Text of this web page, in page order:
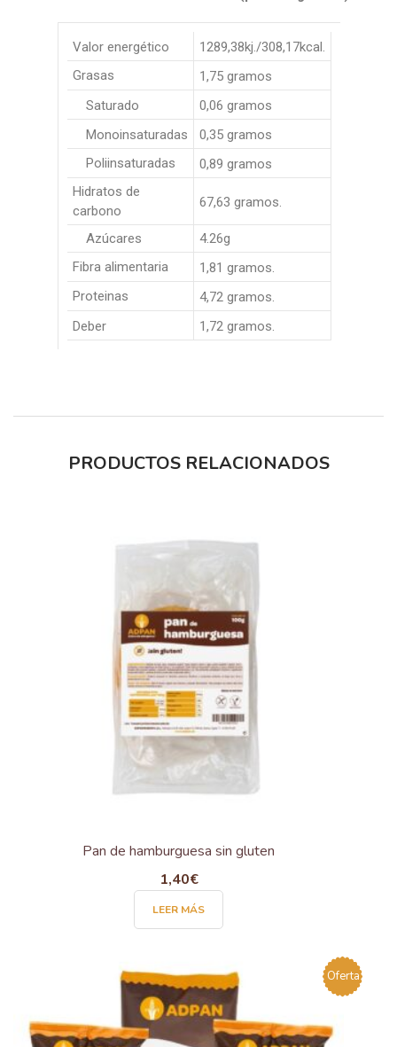
Valor energético
1289,38kj./308,17kcal.
Grasas
1,75 gramos
Saturado
0,06 gramos
Monoinsaturadas
0,35 gramos
Poliinsaturadas
0,89 gramos
Hidratos de
carbono
67,63 gramos.
Azúcares
4.26g
Fibra alimentaria
1,81 gramos.
Proteinas
4,72 gramos.
Deber
1,72 gramos.
PRODUCTOS RELACIONADOS
Pan de hamburguesa sin gluten
1,40€
LEER MÁS
Oferta